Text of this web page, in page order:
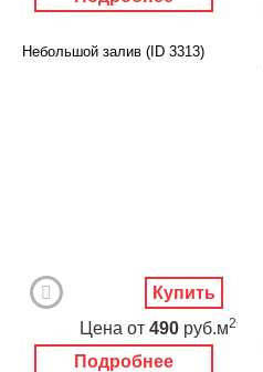
Небольшой залив (ID 3313)
Подробнее
Цена от 490 руб.м2
Купить